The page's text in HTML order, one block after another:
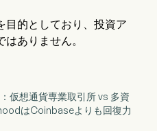
目的としており、投資ア
ありません。
仮想通貨専業取引所 vs 多資
はCoinbaseよりも回復力